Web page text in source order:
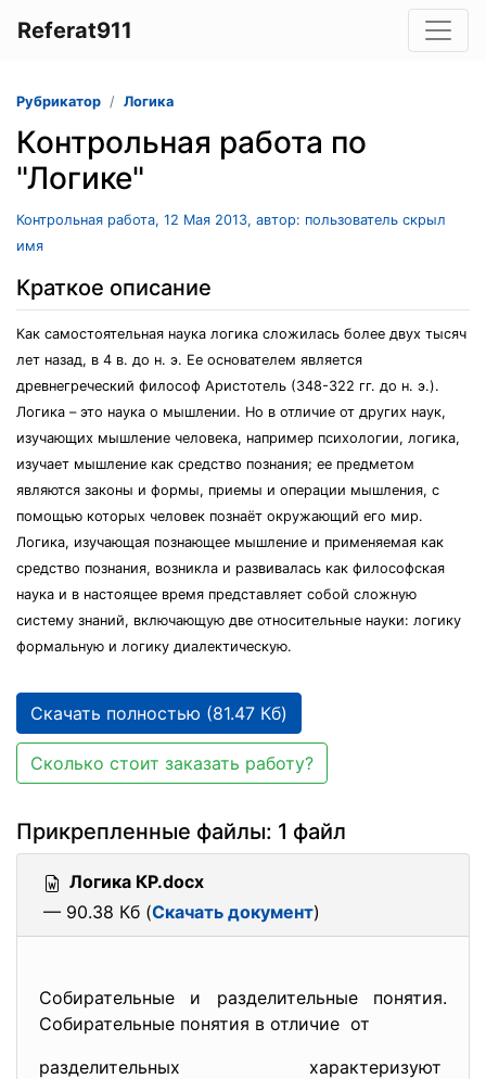
Referat911
Рубрикатор Логика
Контрольная работа по
"Логике"
Контрольная работа, 12 Мая 2013, автор: пользователь скрыл
имя
Краткое описание
Как самостоятельная наука логика сложилась более двух тысяч
лет назад, в 4 в. до н. э. Ее основателем является
древнегреческий философ Аристотель (348-322 гг. до н. э.).
Логика – это наука о мышлении. Но в отличие от других наук,
изучающих мышление человека, например психологии, логика,
изучает мышление как средство познания; ее предметом
являются законы и формы, приемы и операции мышления, с
помощью которых человек познаёт окружающий его мир.
Логика, изучающая познающее мышление и применяемая как
средство познания, возникла и развивалась как философская
наука и в настоящее время представляет собой сложную
систему знаний, включающую две относительные науки: логику
формальную и логику диалектическую.
Скачать полностью (81.47 Кб)
Сколько стоит заказать работу?
Прикрепленные файлы: 1 файл
Логика КР.docx
— 90.38 Кб (Скачать документ)
Собирательные и разделительные понятия.
Собирательные понятия в отличие от
разделительных характеризуют